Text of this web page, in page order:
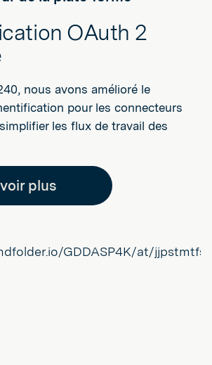
OAuth 2
nous avons amélioré le
pour les connecteurs
les flux de travail des
plus